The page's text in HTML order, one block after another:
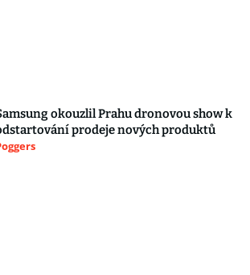
okouzlil Prahu dronovou show k
prodeje nových produktů